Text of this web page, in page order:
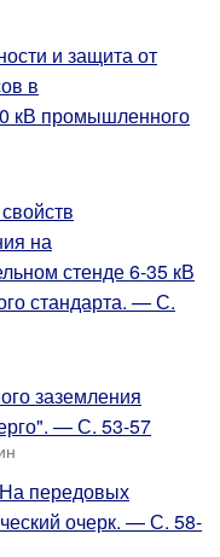
и защита от
в
кВ промышленного
на
стенде 6-35 кВ
стандарта. — С.
заземления
— С. 53-57
передовых
очерк. — С. 58-